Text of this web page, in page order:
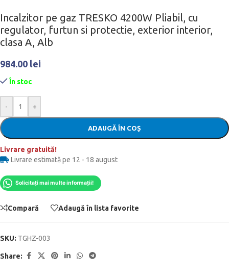
Incalzitor pe gaz TRESKO 4200W Pliabil, cu
regulator, furtun si protectie, exterior interior,
clasa A, Alb
984.00 lei
În stoc
- +
ADAUGĂ ÎN COȘ
Livrare gratuită!
Livrare estimată pe 12 - 18 august
Solicitați mai multe informații!
Compară Adaugă în lista favorite
SKU: TGHZ-003
Share: